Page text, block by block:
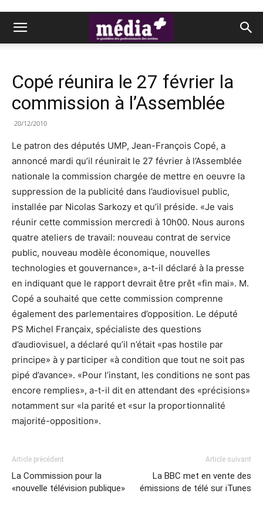
Copé réunira le 27 février la
commission à l’Assemblée
20/12/2010
Le patron des députés UMP, Jean-François Copé, a
annoncé mardi qu’il réunirait le 27 février à l’Assemblée
nationale la commission chargée de mettre en oeuvre la
suppression de la publicité dans l’audiovisuel public,
installée par Nicolas Sarkozy et qu’il préside. «Je vais
réunir cette commission mercredi à 10h00. Nous aurons
quatre ateliers de travail: nouveau contrat de service
public, nouveau modèle économique, nouvelles
technologies et gouvernance», a-t-il déclaré à la presse
en indiquant que le rapport devrait être prêt «fin mai». M.
Copé a souhaité que cette commission comprenne
également des parlementaires d’opposition. Le député
PS Michel Françaix, spécialiste des questions
d’audiovisuel, a déclaré qu’il n’était «pas hostile par
principe» à y participer «à condition que tout ne soit pas
pipé d’avance». «Pour l’instant, les conditions ne sont pas
encore remplies», a-t-il dit en attendant des «précisions»
notamment sur «la parité et «sur la proportionnalité
majorité-opposition».
Article précédent
La Commission pour la
«nouvelle télévision publique»
Article suivant
La BBC met en vente des
émissions de télé sur iTunes